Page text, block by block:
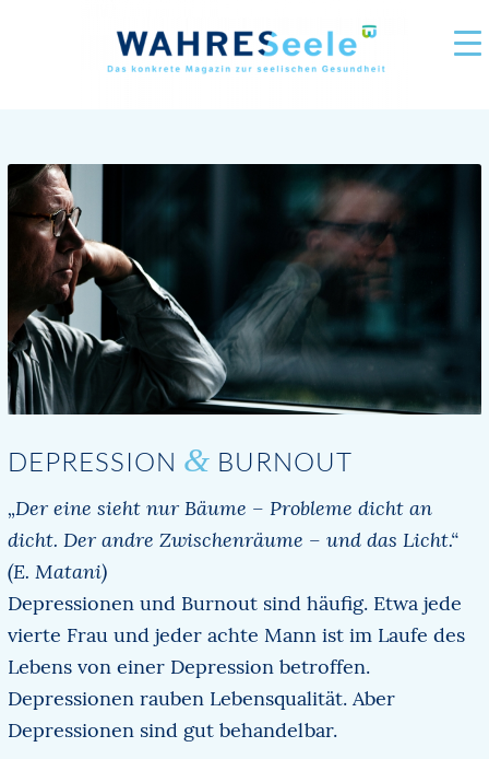
DEPRESSION & BURNOUT
„Der eine sieht nur Bäume – Probleme dicht an
dicht. Der andre Zwischenräume – und das Licht.“
(E. Matani)
Depressionen und Burnout sind häufig. Etwa jede
vierte Frau und jeder achte Mann ist im Laufe des
Lebens von einer Depression betroffen.
Depressionen rauben Lebensqualität. Aber
Depressionen sind gut behandelbar.